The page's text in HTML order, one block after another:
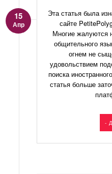
15
Апр
Эта статья была
сайте
Многие жалуются
общительного
огнем не
удовольствием
поиска
статья больше
-